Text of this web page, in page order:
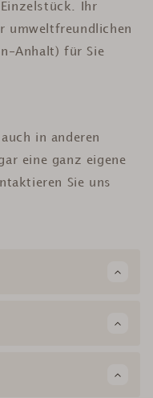
Ihr
umweltfreundlichen
Anhalt) für Sie
in anderen
eine ganz eigene
Sie uns